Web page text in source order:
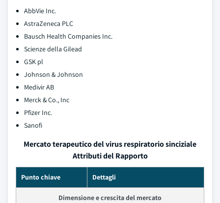
AbbVie Inc.
AstraZeneca PLC
Bausch Health Companies Inc.
Scienze della Gilead
GSK pl
Johnson & Johnson
Medivir AB
Merck & Co., Inc
Pfizer Inc.
Sanofi
Mercato terapeutico del virus respiratorio sinciziale
Attributi del Rapporto
Punto chiave Dettagli
Dimensione e crescita del mercato